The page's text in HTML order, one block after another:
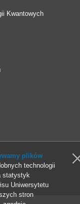
Kwantowych
plików
technologii
statystyk
Uniwersytetu
stron